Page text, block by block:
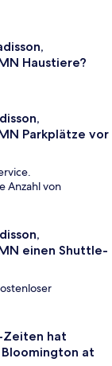
Haustiere?
Parkplätze vor
Anzahl von
einen Shuttle-
Zeiten hat
Bloomington at